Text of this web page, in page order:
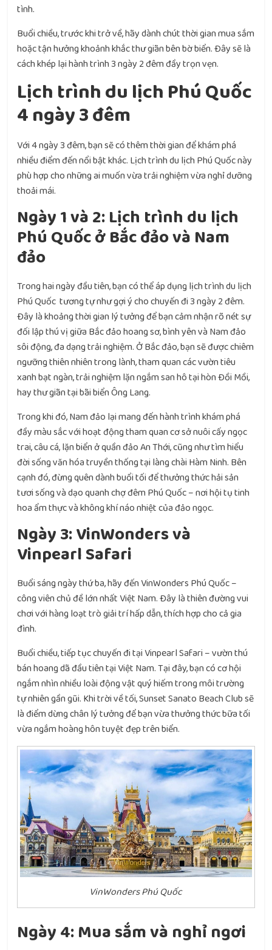
tình.
Buổi chiều, trước khi trở về, hãy dành chút thời gian mua sắm
hoặc tận hưởng khoảnh khắc thư giãn bên bờ biển. Đây sẽ là
cách khép lại hành trình 3 ngày 2 đêm đầy trọn vẹn.
Lịch trình du lịch Phú Quốc
4 ngày 3 đêm
Với 4 ngày 3 đêm, bạn sẽ có thêm thời gian để khám phá
nhiều điểm đến nổi bật khác. Lịch trình du lịch Phú Quốc này
phù hợp cho những ai muốn vừa trải nghiệm vừa nghỉ dưỡng
thoải mái.
Ngày 1 và 2: Lịch trình du lịch
Phú Quốc ởBắc đảo và Nam
đảo
Trong hai ngày đầu tiên, bạn có thể áp dụng lịch trình du lịch
Phú Quốc tương tự như gợi ý cho chuyến đi 3 ngày 2 đêm.
Đây là khoảng thời gian lý tưởng để bạn cảm nhận rõ nét sự
đối lập thú vị giữa Bắc đảo hoang sơ, bình yên và Nam đảo
sôi động, đa dạng trải nghiệm. Ở Bắc đảo, bạn sẽ được chiêm
ngưỡng thiên nhiên trong lành, tham quan các vườn tiêu
xanh bạt ngàn, trải nghiệm lặn ngắm san hô tại hòn Đồi Mồi,
hay thư giãn tại bãi biển Ông Lang.
Trong khi đó, Nam đảo lại mang đến hành trình khám phá
đầy màu sắc với hoạt động tham quan cơ sở nuôi cấy ngọc
trai, câu cá, lặn biển ở quần đảo An Thới, cũng như tìm hiểu
đời sống văn hóa truyền thống tại làng chài Hàm Ninh. Bên
cạnh đó, đừng quên dành buổi tối để thưởng thức hải sản
tươi sống và dạo quanh chợ đêm Phú Quốc – nơi hội tụ tinh
hoa ẩm thực và không khí náo nhiệt của đảo ngọc.
Ngày 3: VinWonders và
Vinpearl Safari
Buổi sáng ngày thứ ba, hãy đến VinWonders Phú Quốc –
công viên chủ đề lớn nhất Việt Nam. Đây là thiên đường vui
chơi với hàng loạt trò giải trí hấp dẫn, thích hợp cho cả gia
đình.
Buổi chiều, tiếp tục chuyến đi tại Vinpearl Safari – vườn thú
bán hoang dã đầu tiên tại Việt Nam. Tại đây, bạn có cơ hội
ngắm nhìn nhiều loài động vật quý hiếm trong môi trường
tự nhiên gần gũi. Khi trời về tối, Sunset Sanato Beach Club sẽ
là điểm dừng chân lý tưởng để bạn vừa thưởng thức bữa tối
vừa ngắm hoàng hôn tuyệt đẹp trên biển.
VinWonders Phú Quốc
Ngày 4: Mua sắm và nghỉ ngơi